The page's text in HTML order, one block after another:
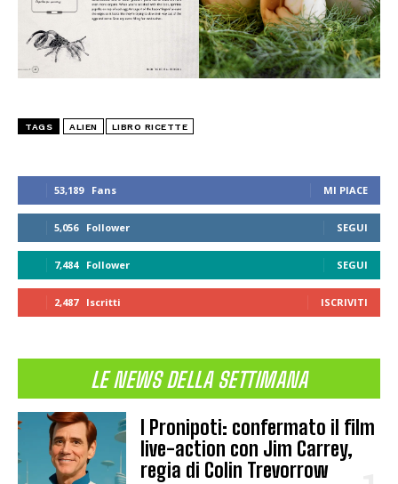
53,189 Fans MI PIACE
5,056 Follower SEGUI
7,484 Follower SEGUI
2,487 Iscritti ISCRIVITI
LE NEWS DELLA SETTIMANA
I Pronipoti: confermato il film
live-action con Jim Carrey,
regia di Colin Trevorrow
TAGS ALIEN LIBRO RICETTE